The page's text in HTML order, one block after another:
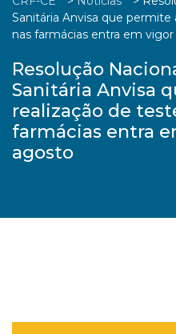
Sanitária Anvisa que
nas farmácias entra em
Resolução
Sanitária Anvisa
realização de
farmácias entra
agosto